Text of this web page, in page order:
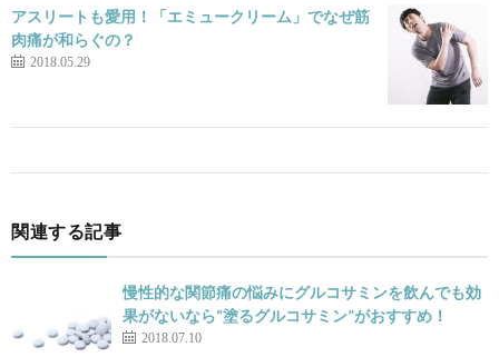
アスリートも愛用！「エミュークリーム」でなぜ筋
肉痛が和らぐの？
2018.05.29
関連する記事
慢性的な関節痛の悩みにグルコサミンを飲んでも効
果がないなら“塗るグルコサミン”がおすすめ！
2018.07.10